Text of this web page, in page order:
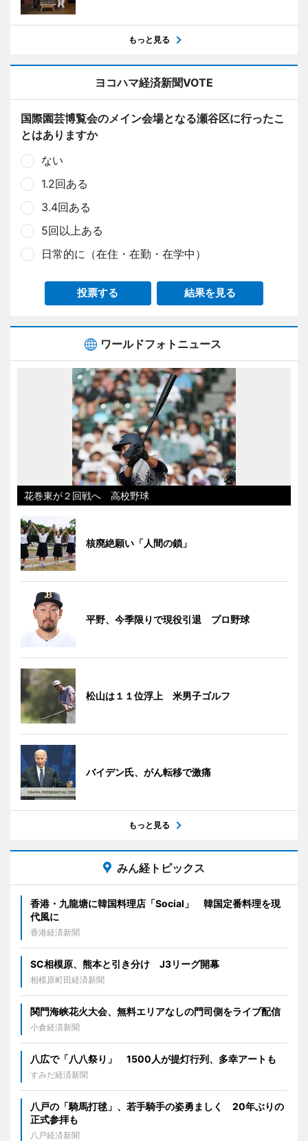
もっと見る
ヨコハマ経済新聞VOTE
国際園芸博覧会のメイン会場となる瀬谷区に行ったこ
とはありますか
ない
1.2回ある
3.4回ある
5回以上ある
日常的に（在住・在勤・在学中）
投票する 結果を見る
ワールドフォトニュース
花巻東が２回戦へ 高校野球
核廃絶願い「人間の鎖」
平野、今季限りで現役引退 プロ野球
松山は１１位浮上 米男子ゴルフ
バイデン氏、がん転移で激痛
もっと見る
みん経トピックス
香港・九龍塘に韓国料理店「Social」 韓国定番料理を現
代風に
香港経済新聞
SC相模原、熊本と引き分け J3リーグ開幕
相模原町田経済新聞
関門海峡花火大会、無料エリアなしの門司側をライブ配信
小倉経済新聞
八広で「八八祭り」 1500人が提灯行列、多幸アートも
すみだ経済新聞
八戸の「騎馬打毬」、若手騎手の姿勇ましく 20年ぶりの
正式参拝も
八戸経済新聞